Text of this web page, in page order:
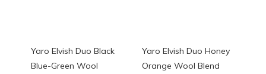
Yaro Elvish Duo Black
Blue-Green Wool
Yaro Elvish Duo Honey
Orange Wool Blend